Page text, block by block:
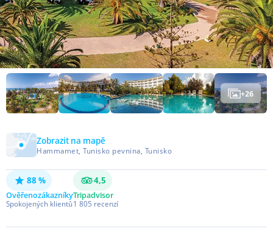
+26
Zobrazit na mapě
Hammamet, Tunisko pevnina, Tunisko
88 %
Ověřenozákazníky
Spokojených klientů
4,5
Tripadvisor
1 805 recenzí